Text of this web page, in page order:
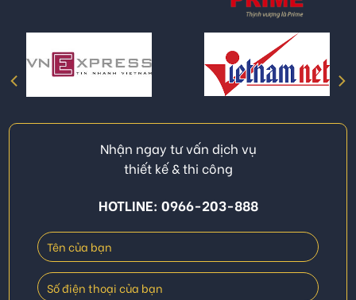
Nhận ngay tư vấn dịch vụ
thiết kế & thi công
HOTLINE: 0966-203-888